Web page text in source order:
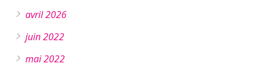
avril 2026
juin 2022
mai 2022